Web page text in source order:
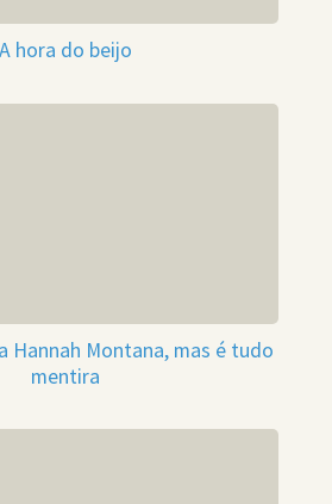
A hora do beijo
Hannah Montana, mas é tudo
mentira